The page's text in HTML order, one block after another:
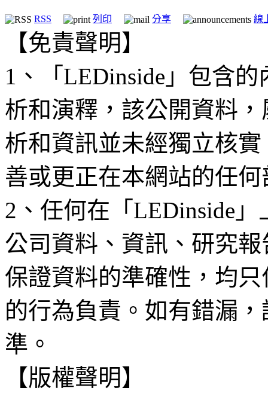
RSS 列印 分享 線
【免責聲明】
1、「LEDinside」包含
析和演釋，該公開資料
析和資訊並未經獨立核
善或更正在本網站的任
2、任何在「LEDinside
公司資料、資訊、研究
保證資料的準確性，均
的行為負責。如有錯漏
準。
【版權聲明】